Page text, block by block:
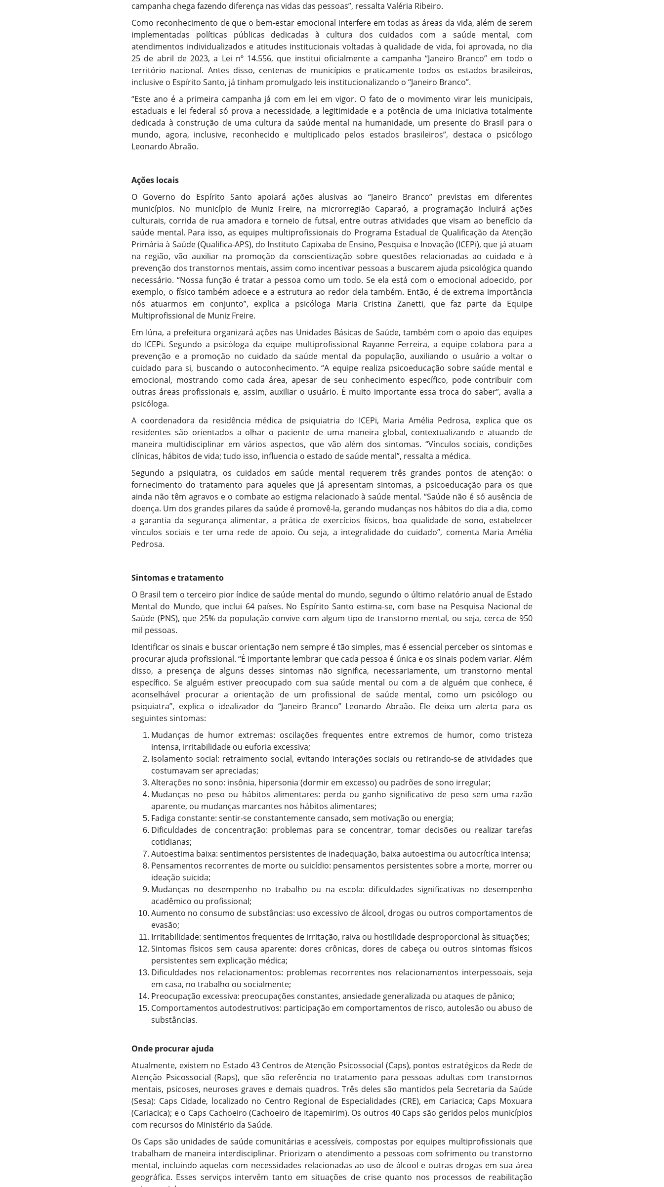
campanha chega fazendo diferença nas vidas das pessoas”, ressalta Valéria Ribeiro.
Como reconhecimento de que o bem-estar emocional interfere em todas as áreas da vida, além de serem
implementadas políticas públicas dedicadas à cultura dos cuidados com a saúde mental, com
atendimentos individualizados e atitudes institucionais voltadas à qualidade de vida, foi aprovada, no dia
25 de abril de 2023, a Lei nº 14.556, que institui oficialmente a campanha “Janeiro Branco” em todo o
território nacional. Antes disso, centenas de municípios e praticamente todos os estados brasileiros,
inclusive o Espírito Santo, já tinham promulgado leis institucionalizando o “Janeiro Branco”.
“Este ano é a primeira campanha já com em lei em vigor. O fato de o movimento virar leis municipais,
estaduais e lei federal só prova a necessidade, a legitimidade e a potência de uma iniciativa totalmente
dedicada à construção de uma cultura da saúde mental na humanidade, um presente do Brasil para o
mundo, agora, inclusive, reconhecido e multiplicado pelos estados brasileiros”, destaca o psicólogo
Leonardo Abraão.
Ações locais
O Governo do Espírito Santo apoiará ações alusivas ao “Janeiro Branco” previstas em diferentes
municípios. No município de Muniz Freire, na microrregião Caparaó, a programação incluirá ações
culturais, corrida de rua amadora e torneio de futsal, entre outras atividades que visam ao benefício da
saúde mental. Para isso, as equipes multiprofissionais do Programa Estadual de Qualificação da Atenção
Primária à Saúde (Qualifica-APS), do Instituto Capixaba de Ensino, Pesquisa e Inovação (ICEPi), que já atuam
na região, vão auxiliar na promoção da conscientização sobre questões relacionadas ao cuidado e à
prevenção dos transtornos mentais, assim como incentivar pessoas a buscarem ajuda psicológica quando
necessário. “Nossa função é tratar a pessoa como um todo. Se ela está com o emocional adoecido, por
exemplo, o físico também adoece e a estrutura ao redor dela também. Então, é de extrema importância
nós atuarmos em conjunto”, explica a psicóloga Maria Cristina Zanetti, que faz parte da Equipe
Multiprofissional de Muniz Freire.
Em Iúna, a prefeitura organizará ações nas Unidades Básicas de Saúde, também com o apoio das equipes
do ICEPi. Segundo a psicóloga da equipe multiprofissional Rayanne Ferreira, a equipe colabora para a
prevenção e a promoção no cuidado da saúde mental da população, auxiliando o usuário a voltar o
cuidado para si, buscando o autoconhecimento. “A equipe realiza psicoeducação sobre saúde mental e
emocional, mostrando como cada área, apesar de seu conhecimento específico, pode contribuir com
outras áreas profissionais e, assim, auxiliar o usuário. É muito importante essa troca do saber”, avalia a
psicóloga.
A coordenadora da residência médica de psiquiatria do ICEPi, Maria Amélia Pedrosa, explica que os
residentes são orientados a olhar o paciente de uma maneira global, contextualizando e atuando de
maneira multidisciplinar em vários aspectos, que vão além dos sintomas. “Vínculos sociais, condições
clínicas, hábitos de vida; tudo isso, influencia o estado de saúde mental”, ressalta a médica.
Segundo a psiquiatra, os cuidados em saúde mental requerem três grandes pontos de atenção: o
fornecimento do tratamento para aqueles que já apresentam sintomas, a psicoeducação para os que
ainda não têm agravos e o combate ao estigma relacionado à saúde mental. “Saúde não é só ausência de
doença. Um dos grandes pilares da saúde é promovê-la, gerando mudanças nos hábitos do dia a dia, como
a garantia da segurança alimentar, a prática de exercícios físicos, boa qualidade de sono, estabelecer
vínculos sociais e ter uma rede de apoio. Ou seja, a integralidade do cuidado”, comenta Maria Amélia
Pedrosa.
Sintomas e tratamento
O Brasil tem o terceiro pior índice de saúde mental do mundo, segundo o último relatório anual de Estado
Mental do Mundo, que inclui 64 países. No Espírito Santo estima-se, com base na Pesquisa Nacional de
Saúde (PNS), que 25% da população convive com algum tipo de transtorno mental, ou seja, cerca de 950
mil pessoas.
Identificar os sinais e buscar orientação nem sempre é tão simples, mas é essencial perceber os sintomas e
procurar ajuda profissional. “É importante lembrar que cada pessoa é única e os sinais podem variar. Além
disso, a presença de alguns desses sintomas não significa, necessariamente, um transtorno mental
específico. Se alguém estiver preocupado com sua saúde mental ou com a de alguém que conhece, é
aconselhável procurar a orientação de um profissional de saúde mental, como um psicólogo ou
psiquiatra”, explica o idealizador do “Janeiro Branco” Leonardo Abraão. Ele deixa um alerta para os
seguintes sintomas:
Mudanças de humor extremas: oscilações frequentes entre extremos de humor, como tristeza
intensa, irritabilidade ou euforia excessiva;
Isolamento social: retraimento social, evitando interações sociais ou retirando-se de atividades que
costumavam ser apreciadas;
Alterações no sono: insônia, hipersonia (dormir em excesso) ou padrões de sono irregular;
Mudanças no peso ou hábitos alimentares: perda ou ganho significativo de peso sem uma razão
aparente, ou mudanças marcantes nos hábitos alimentares;
Fadiga constante: sentir-se constantemente cansado, sem motivação ou energia;
Dificuldades de concentração: problemas para se concentrar, tomar decisões ou realizar tarefas
cotidianas;
Autoestima baixa: sentimentos persistentes de inadequação, baixa autoestima ou autocrítica intensa;
Pensamentos recorrentes de morte ou suicídio: pensamentos persistentes sobre a morte, morrer ou
ideação suicida;
Mudanças no desempenho no trabalho ou na escola: dificuldades significativas no desempenho
acadêmico ou profissional;
Aumento no consumo de substâncias: uso excessivo de álcool, drogas ou outros comportamentos de
evasão;
Irritabilidade: sentimentos frequentes de irritação, raiva ou hostilidade desproporcional às situações;
Sintomas físicos sem causa aparente: dores crônicas, dores de cabeça ou outros sintomas físicos
persistentes sem explicação médica;
Dificuldades nos relacionamentos: problemas recorrentes nos relacionamentos interpessoais, seja
em casa, no trabalho ou socialmente;
Preocupação excessiva: preocupações constantes, ansiedade generalizada ou ataques de pânico;
Comportamentos autodestrutivos: participação em comportamentos de risco, autolesão ou abuso de
substâncias.
Onde procurar ajuda
Atualmente, existem no Estado 43 Centros de Atenção Psicossocial (Caps), pontos estratégicos da Rede de
Atenção Psicossocial (Raps), que são referência no tratamento para pessoas adultas com transtornos
mentais, psicoses, neuroses graves e demais quadros. Três deles são mantidos pela Secretaria da Saúde
(Sesa): Caps Cidade, localizado no Centro Regional de Especialidades (CRE), em Cariacica; Caps Moxuara
(Cariacica); e o Caps Cachoeiro (Cachoeiro de Itapemirim). Os outros 40 Caps são geridos pelos municípios
com recursos do Ministério da Saúde.
Os Caps são unidades de saúde comunitárias e acessíveis, compostas por equipes multiprofissionais que
trabalham de maneira interdisciplinar. Priorizam o atendimento a pessoas com sofrimento ou transtorno
mental, incluindo aquelas com necessidades relacionadas ao uso de álcool e outras drogas em sua área
geográfica. Esses serviços intervêm tanto em situações de crise quanto nos processos de reabilitação